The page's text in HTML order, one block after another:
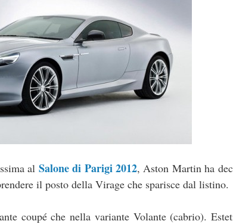
al Salone di Parigi 2012, Aston Martin ha
il posto della Virage che sparisce dal listino.
coupé che nella variante Volante (cabrio).